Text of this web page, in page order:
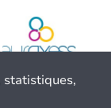
statistiques,